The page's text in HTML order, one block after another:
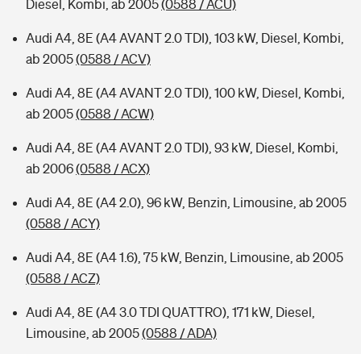
Diesel, Kombi, ab 2005(0588 / ACU)
Audi A4, 8E (A4 AVANT 2.0 TDI), 103 kW, Diesel, Kombi,
ab 2005(0588 / ACV)
Audi A4, 8E (A4 AVANT 2.0 TDI), 100 kW, Diesel, Kombi,
ab 2005(0588 / ACW)
Audi A4, 8E (A4 AVANT 2.0 TDI), 93 kW, Diesel, Kombi,
ab 2006(0588 / ACX)
Audi A4, 8E (A4 2.0), 96 kW, Benzin, Limousine, ab 2005
(0588 / ACY)
Audi A4, 8E (A4 1.6), 75 kW, Benzin, Limousine, ab 2005
(0588 / ACZ)
Audi A4, 8E (A4 3.0 TDI QUATTRO), 171 kW, Diesel,
Limousine, ab 2005(0588 / ADA)